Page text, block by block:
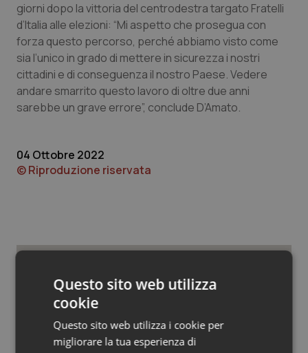
Umbria
Valle D’Aosta
Veneto
Oftalmologia
Oncodermatologia
Oncoematologia
Oncologia & Nutrizione
Psoriasi & pelle
Quotidiano Pediatria
Rene & patologie urogenitali
giorni dopo la vittoria del centrodestra targato Fratelli
d’Italia alle elezioni: “Mi aspetto che prosegua con
forza questo percorso, perché abbiamo visto come
sia l’unico in grado di mettere in sicurezza i nostri
cittadini e di conseguenza il nostro Paese. Vedere
andare smarrito questo lavoro di oltre due anni
sarebbe un grave errore”, conclude D’Amato.
04 Ottobre 2022
© Riproduzione riservata
Potrebbe interessarti in
Lazio
Settimana della Scienza dello
Questo sito web utilizza
cookie
Questo sito web utilizza i cookie per
migliorare la tua esperienza di